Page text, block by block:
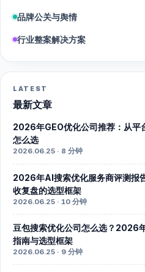
品牌公关与舆情
行业整案解决方案
LATEST
最新文章
2026年GEO优化公司推荐：从平
怎么选
2026.06.25 · 8 分钟
2026年AI搜索优化服务商评测报
收复盘的选型框架
2026.06.25 · 10 分钟
豆包搜索优化公司怎么选？2026
指南与选型框架
2026.06.25 · 9 分钟